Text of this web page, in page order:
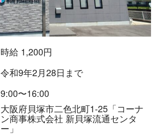
時給 1,200円
令和9年2月28日まで
9:00〜16:00
大阪府貝塚市二色北町1-25「コーナ
ン商事株式会社 新貝塚流通センタ
ー」